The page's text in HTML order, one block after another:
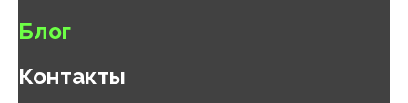
Блог
Контакты